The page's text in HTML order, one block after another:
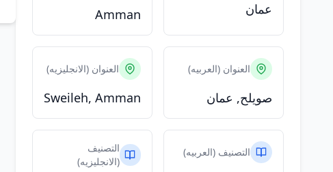
عمان Amman
العنوان (العربيه)
صويلح, عمان
العنوان (الانجليزيه)
Sweileh, Amman
التصنيف (العربيه)
التصنيف
(الانجليزيه)